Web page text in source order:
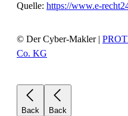
Quelle: https://www.e-
© Der Cyber-Makler |
Co. KG
Back Back